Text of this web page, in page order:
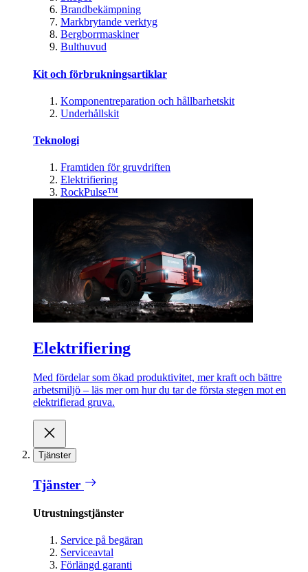
Brandbekämpning
Markbrytande verktyg
Bergborrmaskiner
Bulthuvud
Kit och förbrukningsartiklar
Komponentreparation och hållbarhetskit
Underhållskit
Teknologi
Framtiden för gruvdriften
Elektrifiering
RockPulse™
Elektrifiering
Med fördelar som ökad produktivitet, mer kraft och bättre
arbetsmiljö – läs mer om hur du tar de första stegen mot en
elektrifierad gruva.
Tjänster
Tjänster
Utrustningstjänster
Service på begäran
Serviceavtal
Förlängd garanti